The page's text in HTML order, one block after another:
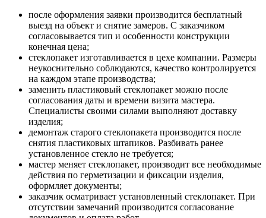
после оформления заявки производится бесплатный
выезд на объект и снятие замеров. С заказчиком
согласовывается тип и особенности конструкции
конечная цена;
стеклопакет изготавливается в цехе компании. Размеры
неукоснительно соблюдаются, качество контролируется
на каждом этапе производства;
заменить пластиковый стеклопакет можно после
согласования даты и времени визита мастера.
Специалисты своими силами выполняют доставку
изделия;
демонтаж старого стеклопакета производится после
снятия пластиковых штапиков. Разбивать ранее
установленное стекло не требуется;
мастер меняет стеклопакет, производит все необходимые
действия по герметизации и фиксации изделия,
оформляет документы;
заказчик осматривает установленный стеклопакет. При
отсутствии замечаний производится согласование